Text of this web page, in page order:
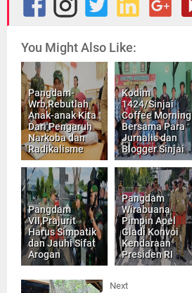
You Might Also Like:
Pangdam-
Wrb,Rebutlah
Anak-anak Kita
Dari Pengaruh
Narkoba dan
Radikalisme
Kodim
1424/Sinjai
Coffee Morning
Bersama Para
Jurnalis dan
Blogger Sinjai
Pangdam
VII,Prajurit
Harus Simpatik
dan Jauhi Sifat
Arogan
Pangdam
Wirabuana
Pimpin Apel
Gladi Konvoi
Kendaraan
Presiden RI
Next